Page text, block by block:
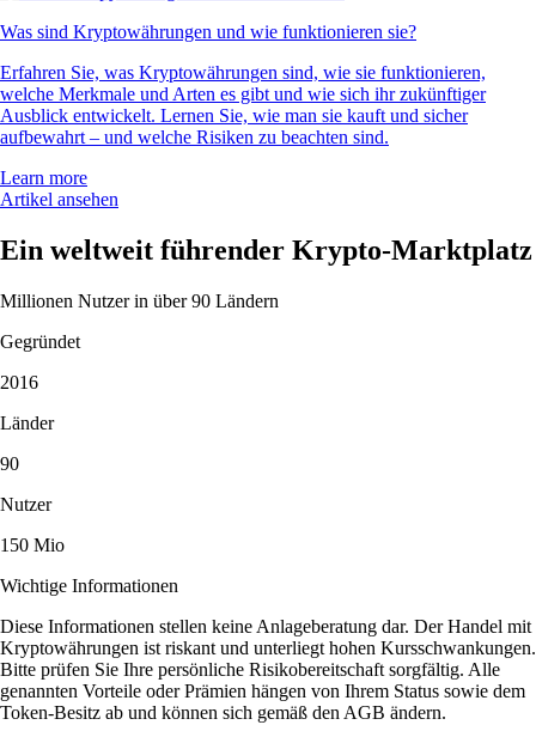
Was sind Kryptowährungen und wie funktionieren sie?
Erfahren Sie, was Kryptowährungen sind, wie sie funktionieren,
welche Merkmale und Arten es gibt und wie sich ihr zukünftiger
Ausblick entwickelt. Lernen Sie, wie man sie kauft und sicher
aufbewahrt – und welche Risiken zu beachten sind.
Learn more
Artikel ansehen
Ein weltweit führender Krypto-Marktplatz
Millionen Nutzer in über 90 Ländern
Gegründet
2016
Länder
90
Nutzer
150 Mio
Wichtige Informationen
Diese Informationen stellen keine Anlageberatung dar. Der Handel mit
Kryptowährungen ist riskant und unterliegt hohen Kursschwankungen.
Bitte prüfen Sie Ihre persönliche Risikobereitschaft sorgfältig. Alle
genannten Vorteile oder Prämien hängen von Ihrem Status sowie dem
Token-Besitz ab und können sich gemäß den AGB ändern.